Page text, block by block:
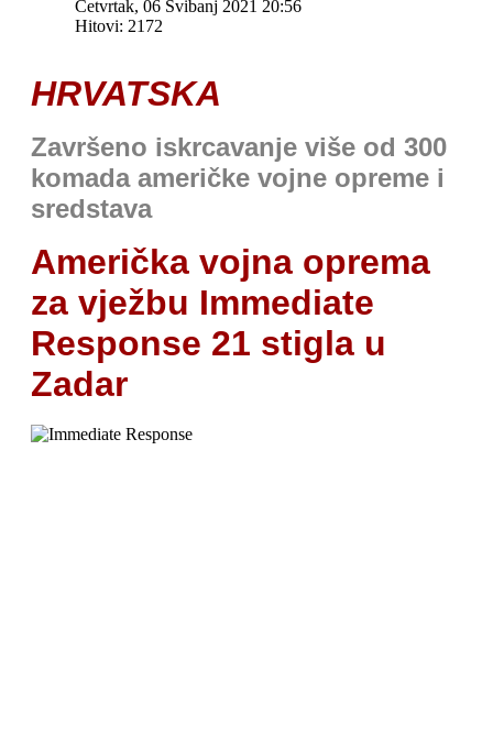
Četvrtak, 06 Svibanj 2021 20:56
Hitovi: 2172
HRVATSKA
Završeno iskrcavanje više od 300
komada američke vojne opreme i
sredstava
Američka vojna oprema
za vježbu Immediate
Response 21 stigla u
Zadar